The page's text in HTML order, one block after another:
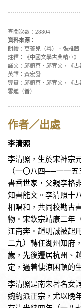
查閱次數：28804
資料來源：
朗讀：莫菁兒（粵）、張雅茜
註釋：《中國文學古典精華
譯文：邱鎮京、邱宜文，《
英譯： 黃宏發
導賞：邱鎮京、邱宜文，《
雪蓮（普）
作者／出處
李清照
李清照，生於宋神宗
（一〇八四──一一
書香世家，父親李格
知書能文。李清照十
相唱和，共同校勘古
物。宋欽宗靖康二年
江南奔。趙明誠被起
二九）轉任湖州知府
歲，先後遷居杭州、
定，過着悽涼困頓的
李清照是南宋著名女
婉約派正宗，尤以晚